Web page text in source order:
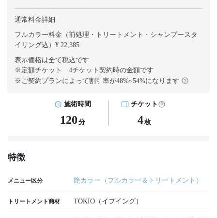
通常料金詳細
フルカラー料金（前処理・トリートメント・シャンプースタ
イリング込）¥ 22,385
表示価格は全て税込です
※定額チケット 4チケット契約時の金額です
※ご契約プランによって割引率が48%~54%になります
施術時間
120 分
チケット
4枚
特徴
メニュー区分 艶カラー（フルカラー＆トリートメント）
トリートメント商材 TOKIO（イフイング）